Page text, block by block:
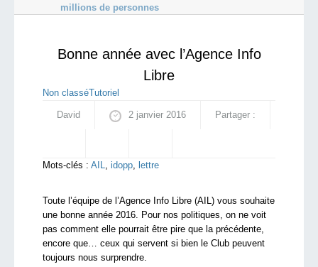
millions de personnes
Bonne année avec l’Agence Info
Libre
Non classéTutoriel
David 2 janvier 2016 Partager :
Mots-clés : AIL, idopp, lettre
Toute l’équipe de l’Agence Info Libre (AIL) vous souhaite
une bonne année 2016. Pour nos politiques, on ne voit
pas comment elle pourrait être pire que la précédente,
encore que… ceux qui servent si bien le Club peuvent
toujours nous surprendre.